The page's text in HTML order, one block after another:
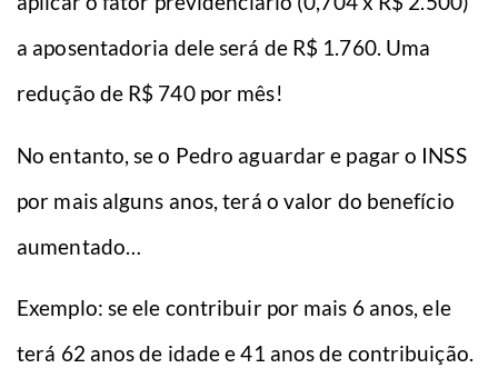
a aposentadoria dele será de R$ 1.760. Uma
redução de R$ 740 por mês!
No entanto, se o Pedro aguardar e pagar o INSS
por mais alguns anos, terá o valor do benefício
aumentado…
Exemplo: se ele contribuir por mais 6 anos, ele
terá 62 anos de idade e 41 anos de contribuição.